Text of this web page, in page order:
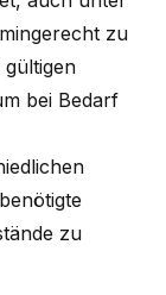
zu
bei Bedarf
zu